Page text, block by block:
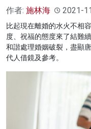
作者: 施林海 2021-
比起現在離婚的水火不相
度、祝福的態度來了結難
和諧處理婚姻破裂，盡顯
代人借鏡及參考。